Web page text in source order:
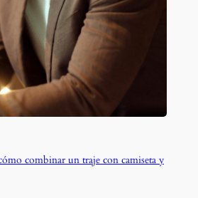
combinar un traje con camiseta y